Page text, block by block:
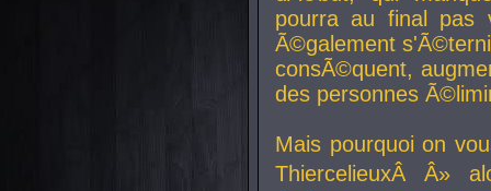
pourra au final pas
Ã©galement
consÃ©quent,
des personnes
Mais pourquoi on
ThiercelieuxÂ Â»